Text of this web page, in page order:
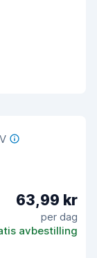
63,99 kr
per dag
avbestilling